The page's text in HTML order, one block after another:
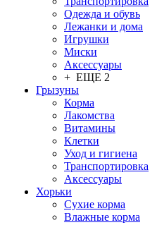
Одежда и обувь
Лежанки и дома
Игрушки
Миски
Аксессуары
+ ЕЩЕ 2
Грызуны
Корма
Лакомства
Витамины
Клетки
Уход и гигиена
Транспортировка
Аксессуары
Хорьки
Сухие корма
Влажные корма